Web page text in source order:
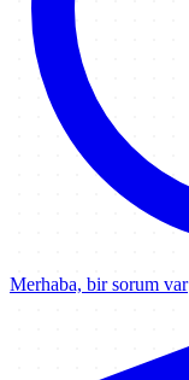
Merhaba, bir sorum var